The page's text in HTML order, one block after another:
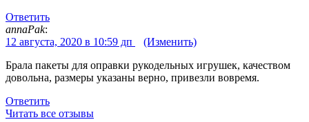
Ответить
annaPak:
12 августа, 2020 в 10:59 дп
(Изменить)
Брала пакеты для оправки рукодельных игрушек, качеством
довольна, размеры указаны верно, привезли вовремя.
Ответить
Читать все отзывы